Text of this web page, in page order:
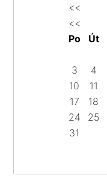
<<
<<
Po
Út
3
4
10
11
17
18
24
25
31